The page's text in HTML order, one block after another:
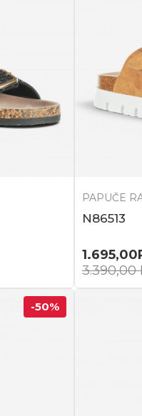
PAPUČE
N86513
1.695,00
3.390,00
-50%